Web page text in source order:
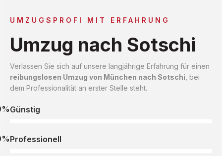
UMZUGSPROFI MIT ERFAHRUNG
Umzug nach Sotschi
Verlassen Sie sich auf unsere langjährige Erfahrung für einen
reibungslosen Umzug von München nach Sotschi , bei
dem Professionalität an erster Stelle steht.
Günstig
Professionell